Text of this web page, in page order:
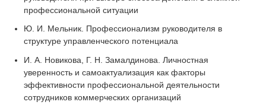
профессиональной ситуации
Ю. И. Мельник. Профессионализм руководителя в
структуре управленческого потенциала
И. А. Новикова, Г. Н. Замалдинова. Личностная
уверенность и самоактуализация как факторы
эффективности профессиональной деятельности
сотрудников коммерческих организаций